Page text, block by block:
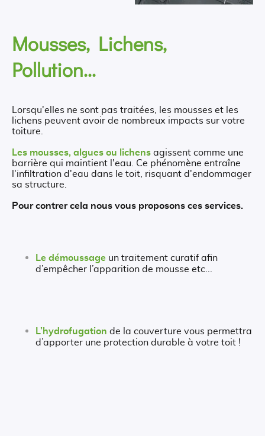
Mousses, Lichens,
Pollution...
Lorsqu'elles ne sont pas traitées, les mousses et les
lichens peuvent avoir de nombreux impacts sur votre
toiture.
Les mousses, algues ou lichens agissent comme une
barrière qui maintient l'eau. Ce phénomène entraîne
l'infiltration d'eau dans le toit, risquant d'endommager
sa structure.
Pour contrer cela nous vous proposons ces services.
Le démoussage un traitement curatif afin
d’empêcher l’apparition de mousse etc...
L’hydrofugation de la couverture vous permettra
d’apporter une protection durable à votre toit !